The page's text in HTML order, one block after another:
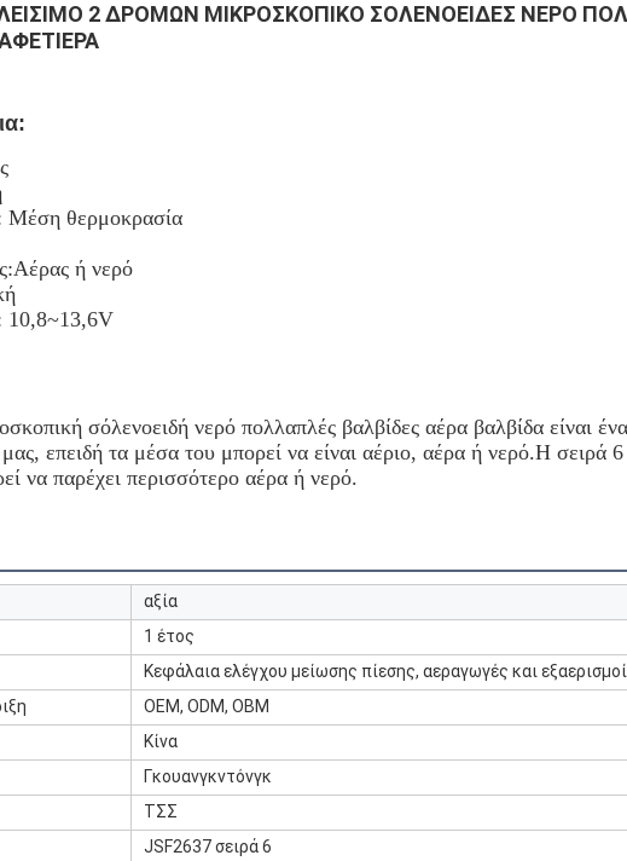
2 ΔΡΌΜΩΝ ΜΙΚΡΟΣΚΟΠΙΚΌ ΣΟΛΕΝΟΕΙΔΈΣ ΝΕΡΌ
θερμοκρασία
Αέρας ή νερό
10,8~13,6V
σόλενοειδή νερό πολλαπλές βαλβίδες αέρα βαλβίδα είναι
μας, επειδή τα μέσα του μπορεί να είναι αέριο, αέρα ή νερό.Η σειρά
να παρέχει περισσότερο αέρα ή νερό.
αξία
1 έτος
Κεφάλαια ελέγχου μείωσης πίεσης, αεραγωγές και εξαερισμοί
OEM, ODM, OBM
Κίνα
Γκουανγκντόνγκ
ΤΣΣ
JSF2637 σειρά 6